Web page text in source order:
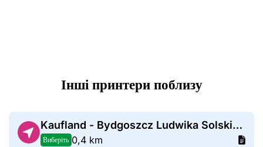
Інші принтери поблизу
Kaufland - Bydgoszcz Ludwika Solskiego
Виберіть 0,4 km